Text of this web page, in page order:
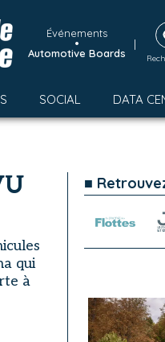
Événements
•
Automotive Boards
|
SOCIAL DATA
qui
à
■